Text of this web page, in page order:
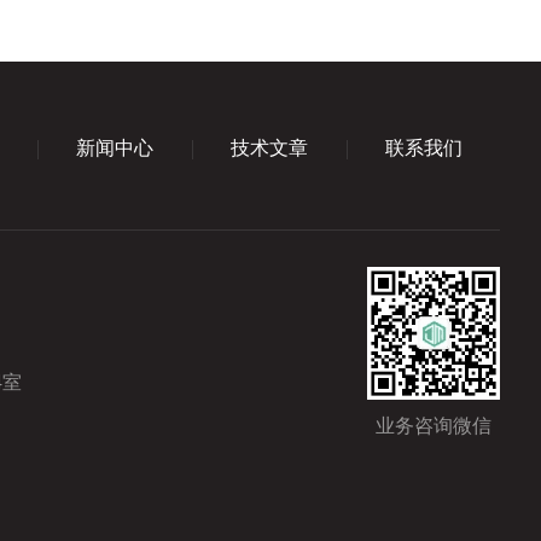
新闻中心 技术文章 联系我们
业务咨询微信